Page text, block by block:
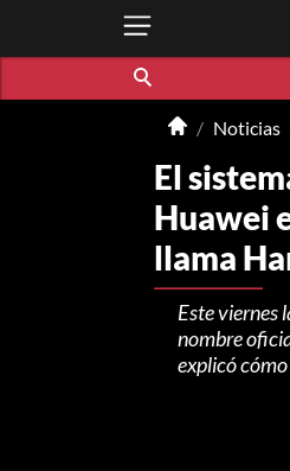
Noticias
El
Huawei
llama
Este viernes
nombre
explicó